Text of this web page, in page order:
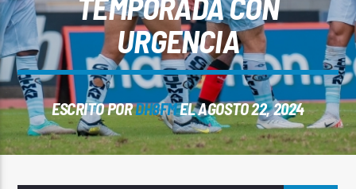
CANCIÓN ACTUAL
TÍTULO
ARTISTA
URGENCIA
ESCRITO PORDH8FMEL AGOSTO 22, 2024